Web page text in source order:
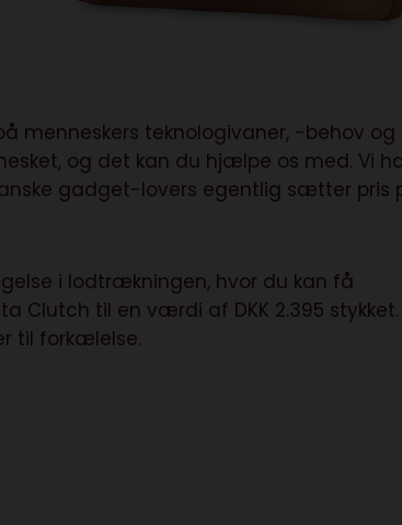
menneskers teknologivaner, -behov
og det kan du hjælpe os med. Vi
gadget-lovers egentlig sætter pris
i lodtrækningen, hvor du kan få
Clutch til en værdi af DKK 2.395 stykket.
til forkælelse.